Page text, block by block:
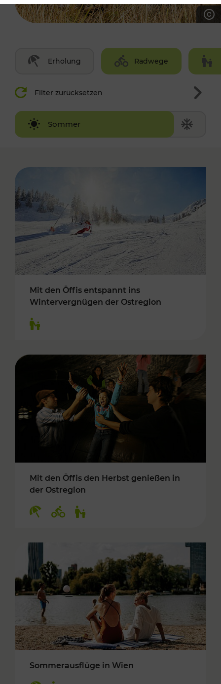
Erholung Radwege
Filter zurücksetzen
Sommer
Winter
Mit den Öffis entspannt ins
Wintervergnügen der Ostregion
Mit den Öffis den Herbst genießen in
der Ostregion
Sommerausflüge in Wien